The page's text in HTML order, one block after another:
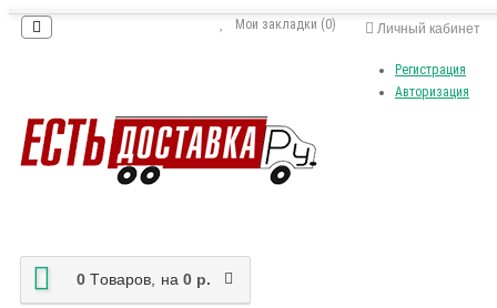
Личный кабинет
Регистрация
Авторизация
Мои закладки (0)
0 Tоваров, на 0 р.